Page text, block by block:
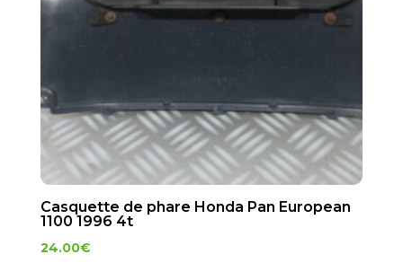
Casquette de phare Honda Pan European
1100 1996 4t
24.00€